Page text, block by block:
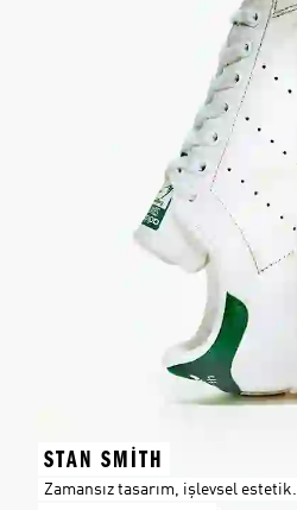
STAN SMITH
Zamansız tasarım, işlevsel estetik.